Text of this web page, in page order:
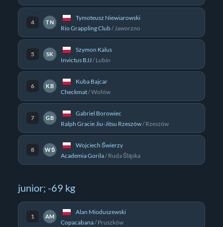
4 TN
Tymoteusz Niewiarowski
Rio Grappling Club/ Jaworzno
5 SK
Szymon Kalus
Invictus BJJ/Lubin
6 KB
Kuba Bajcar
Checkmat/Wołów
7 GB
Gabriel Borowiec
Ralph Gracie Jiu-Jitsu Rzeszów/Rzeszów
8 WŚ
Wojciech Świerzy
Academia Gorila/Ruda Śląska
junior; -69 kg
1 AM
Alan Mioduszewski
Copacabana/Pruszków